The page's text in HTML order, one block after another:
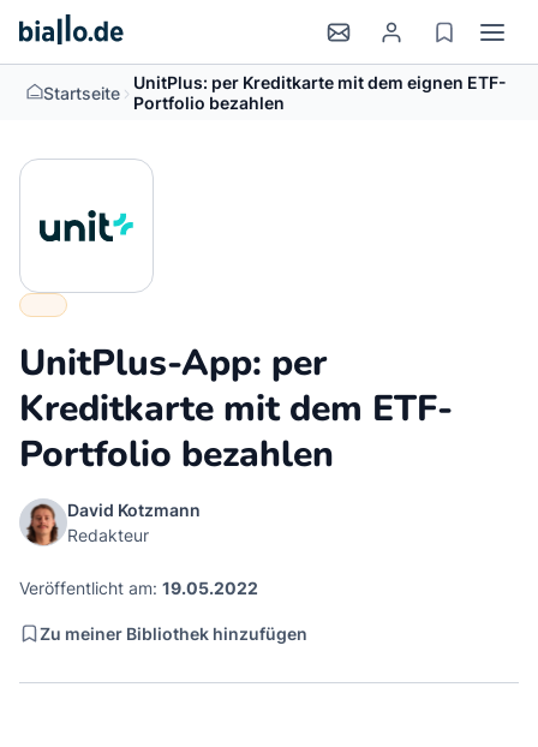
Startseite > UnitPlus: per Kreditkarte mit dem eignen ETF-
Portfolio bezahlen
UnitPlus-App: per
Kreditkarte mit dem ETF-
Portfolio bezahlen
David Kotzmann
Redakteur
Veröffentlicht am: 19.05.2022
Zu meiner Bibliothek hinzufügen